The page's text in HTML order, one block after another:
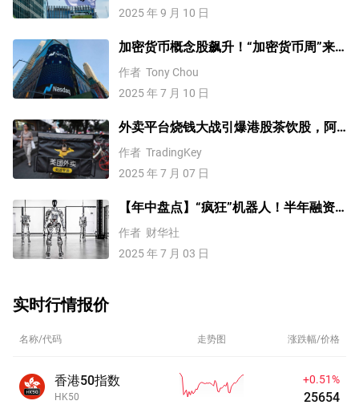
2025 年 9 月 10 日
加密货币概念股飙升！“加密货币周”来
袭，比特币继续创新高？
作者 Tony Chou
2025 年 7 月 10 日
外卖平台烧钱大战引爆港股茶饮股，阿
里美团股价承压
作者 TradingKey
2025 年 7 月 07 日
【年中盘点】“疯狂”机器人！半年融资
超去年，迎来上市热潮
作者 财华社
2025 年 7 月 03 日
实时行情报价
名称/代码 走势图 涨跌幅/价格
香港50指数
HK50
+0.51%
25654